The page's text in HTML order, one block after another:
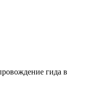
гида в